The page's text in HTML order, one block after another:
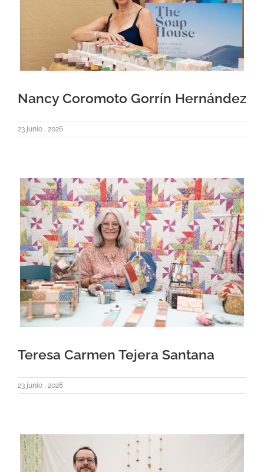
Nancy Coromoto Gorrín Hernández
23 junio , 2026
Teresa Carmen Tejera Santana
23 junio , 2026